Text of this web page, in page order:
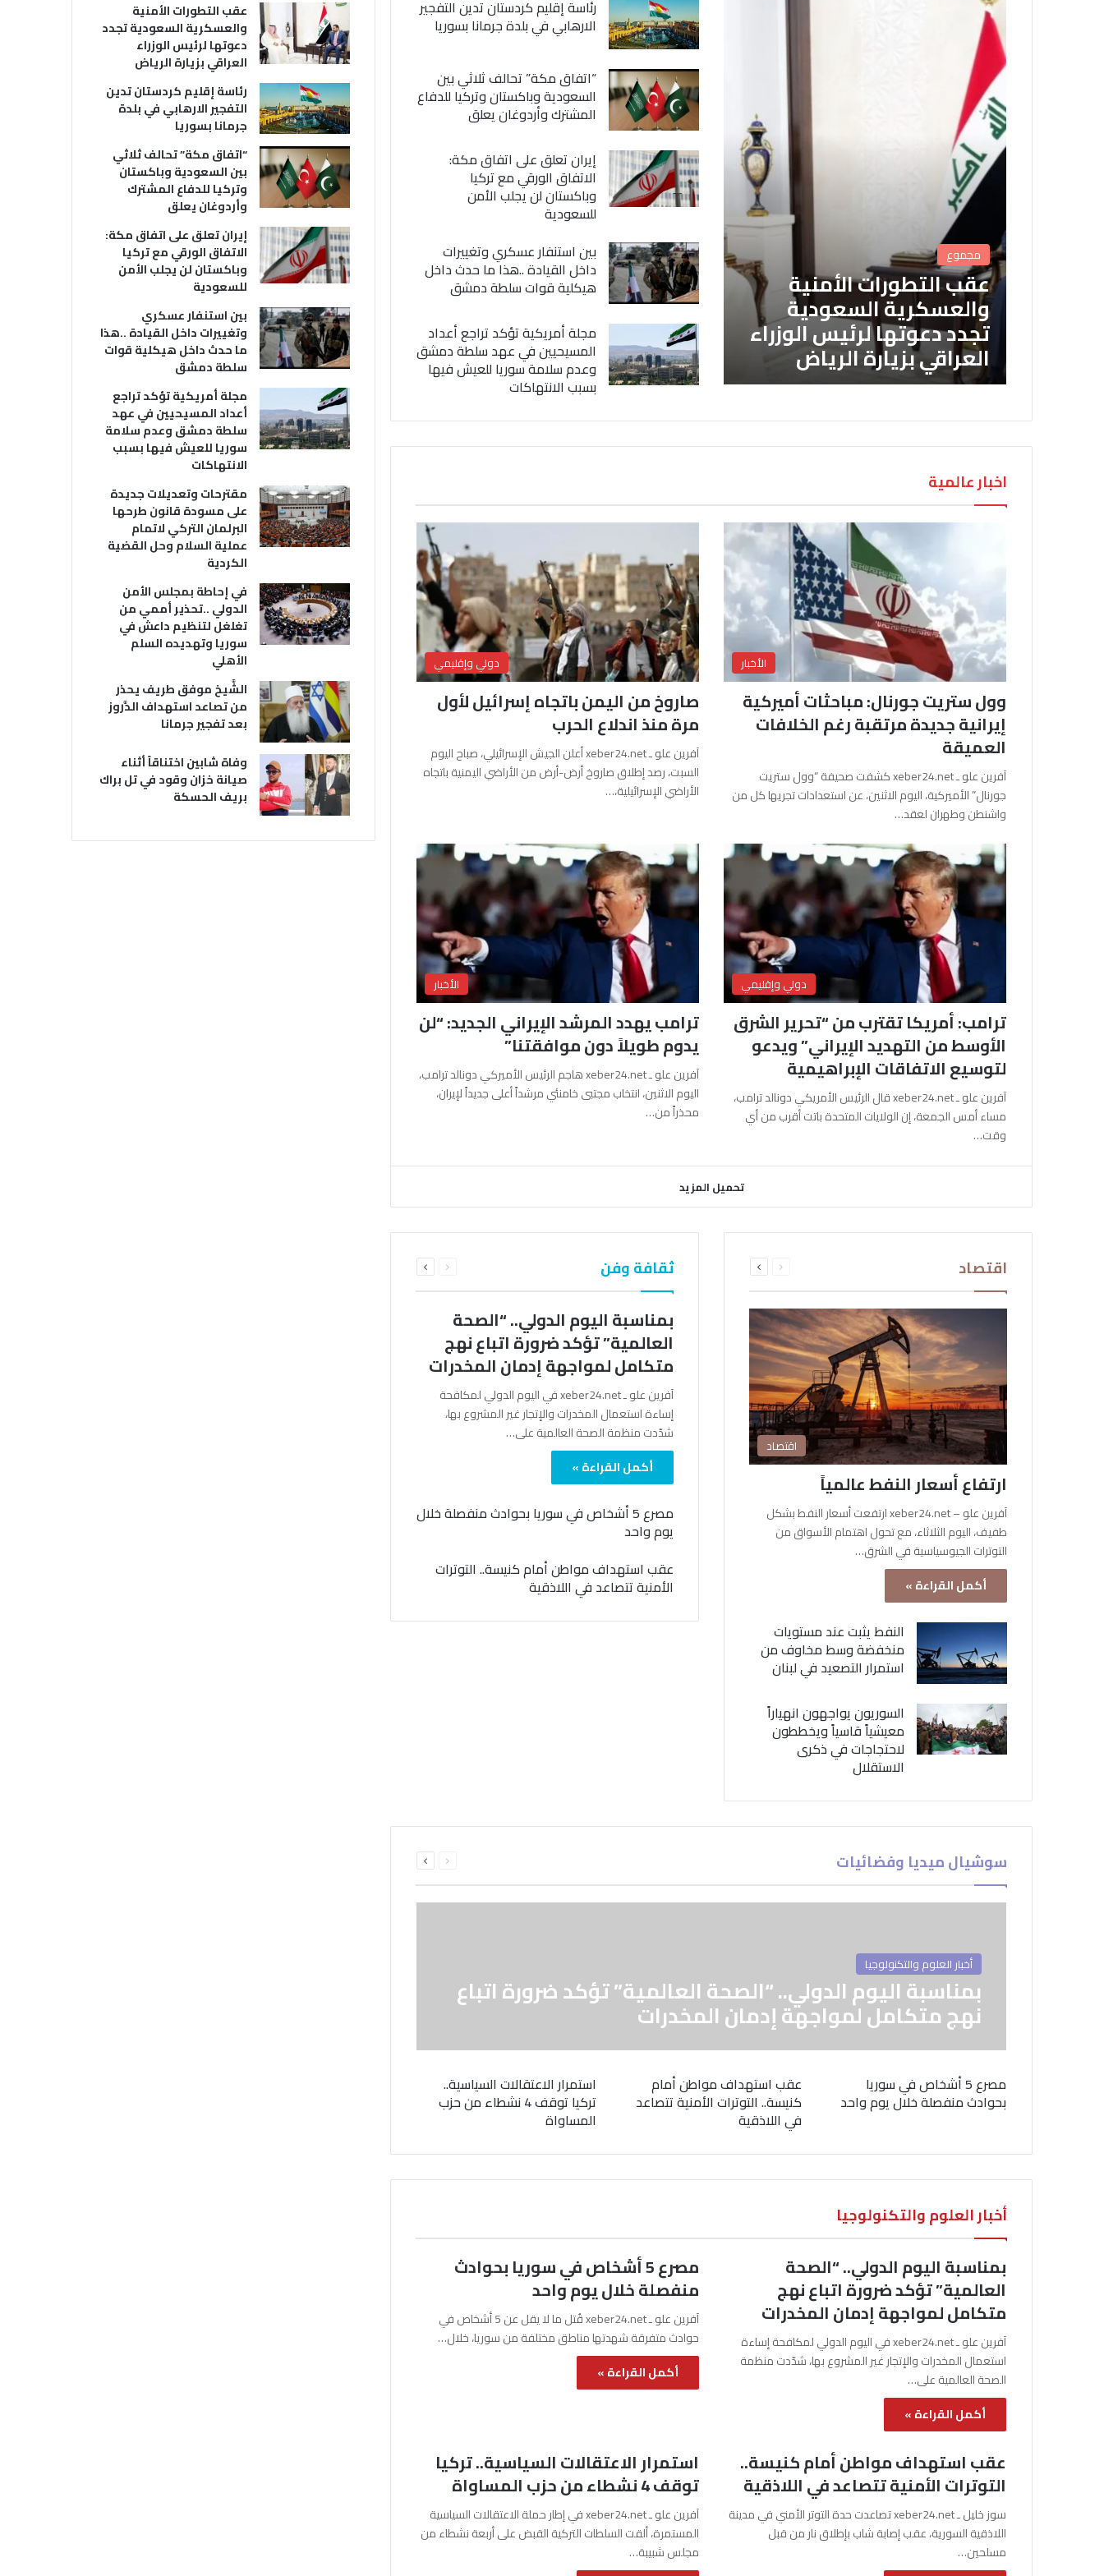
مجموع
عقب التطورات الأمنية
والعسكرية السعودية
تجدد دعوتها لرئيس الوزراء
العراقي بزيارة الرياض
رئاسة إقليم كردستان تدين التفجير
الارهابي في بلدة جرمانا بسوريا
“اتفاق مكة” تحالف ثلاثي بين
السعودية وباكستان وتركيا للدفاع
المشترك وأردوغان يعلق
إيران تعلق على اتفاق مكة:
الاتفاق الورقي مع تركيا
وباكستان لن يجلب الأمن
للسعودية
بين استنفار عسكري وتغييرات
داخل القيادة ..هذا ما حدث داخل
هيكلية قوات سلطة دمشق
مجلة أمريكية تؤكد تراجع أعداد
المسيحيين في عهد سلطة دمشق
وعدم سلامة سوريا للعيش فيها
بسبب الانتهاكات
اخبار عالمية
الأخبار
وول ستريت جورنال: مباحثات أميركية
إيرانية جديدة مرتقبة رغم الخلافات
العميقة
آفرين علو ـ xeber24.net كشفت صحيفة “وول ستريت
جورنال” الأميركية، اليوم الاثنين، عن استعدادات تجريها كل من
واشنطن وطهران لعقد…
دولي وإقليمي
صاروخ من اليمن باتجاه إسرائيل لأول
مرة منذ اندلاع الحرب
آفرين علو ـ xeber24.net أعلن الجيش الإسرائيلي، صباح اليوم
السبت، رصد إطلاق صاروخ أرض-أرض من الأراضي اليمنية باتجاه
الأراضي الإسرائيلية،…
دولي وإقليمي
ترامب: أمريكا تقترب من “تحرير الشرق
الأوسط من التهديد الإيراني” ويدعو
لتوسيع الاتفاقات الإبراهيمية
آفرين علو ـ xeber24.net قال الرئيس الأمريكي دونالد ترامب،
مساء أمس الجمعة، إن الولايات المتحدة باتت أقرب من أي
وقت…
الأخبار
ترامب يهدد المرشد الإيراني الجديد: “لن
يدوم طويلاً دون موافقتنا”
آفرين علو ـ xeber24.net هاجم الرئيس الأميركي دونالد ترامب،
اليوم الاثنين، انتخاب مجتبى خامنئي مرشداً أعلى جديداً لإيران،
محذراً من…
تحميل المزيد
اقتصاد الصفحةالصفحة
اقتصاد
ارتفاع أسعار النفط عالمياً
آفرين علو – xeber24.net ارتفعت أسعار النفط بشكل
طفيف، اليوم الثلاثاء، مع تحول اهتمام الأسواق من
التوترات الجيوسياسية في الشرق…
أكمل القراءة »
النفط يثبت عند مستويات
منخفضة وسط مخاوف من
استمرار التصعيد في لبنان
السوريون يواجهون انهياراً
معيشياً قاسياً ويخططون
لاحتجاجات في ذكرى
الاستقلال
ثقافة وفن الصفحةالصفحة
بمناسبة اليوم الدولي.. “الصحة
العالمية” تؤكد ضرورة اتباع نهج
متكامل لمواجهة إدمان المخدرات
آفرين علو ـ xeber24.net في اليوم الدولي لمكافحة
إساءة استعمال المخدرات والإتجار غير المشروع بها،
شدّدت منظمة الصحة العالمية على…
أكمل القراءة »
مصرع 5 أشخاص في سوريا بحوادث منفصلة خلال
يوم واحد
عقب استهداف مواطن أمام كنيسة.. التوترات
الأمنية تتصاعد في اللاذقية
سوشيال ميديا وفضائيات الصفحةالصفحة
أخبار العلوم والتكنولوجيا
بمناسبة اليوم الدولي.. “الصحة العالمية” تؤكد ضرورة اتباع
نهج متكامل لمواجهة إدمان المخدرات
مصرع 5 أشخاص في سوريا
بحوادث منفصلة خلال يوم واحد
عقب استهداف مواطن أمام
كنيسة.. التوترات الأمنية تتصاعد
في اللاذقية
استمرار الاعتقالات السياسية..
تركيا توقف 4 نشطاء من حزب
المساواة
أخبار العلوم والتكنولوجيا
بمناسبة اليوم الدولي.. “الصحة
العالمية” تؤكد ضرورة اتباع نهج
متكامل لمواجهة إدمان المخدرات
آفرين علو ـ xeber24.net في اليوم الدولي لمكافحة إساءة
استعمال المخدرات والإتجار غير المشروع بها، شدّدت منظمة
الصحة العالمية على…
أكمل القراءة »
مصرع 5 أشخاص في سوريا بحوادث
منفصلة خلال يوم واحد
آفرين علو ـ xeber24.net قُتل ما لا يقل عن 5 أشخاص في
حوادث متفرقة شهدتها مناطق مختلفة من سوريا، خلال…
أكمل القراءة »
عقب استهداف مواطن أمام كنيسة..
التوترات الأمنية تتصاعد في اللاذقية
سوز خليل ـ xeber24.net تصاعدت حدة التوتر الأمني في مدينة
اللاذقية السورية، عقب إصابة شاب بإطلاق نار من قبل
مسلحين…
استمرار الاعتقالات السياسية.. تركيا
توقف 4 نشطاء من حزب المساواة
آفرين علو ـ xeber24.net في إطار حملة الاعتقالات السياسية
المستمرة، ألقت السلطات التركية القبض على أربعة نشطاء من
مجلس شبيبة…
عقب التطورات الأمنية
والعسكرية السعودية تجدد
دعوتها لرئيس الوزراء
العراقي بزيارة الرياض
رئاسة إقليم كردستان تدين
التفجير الارهابي في بلدة
جرمانا بسوريا
“اتفاق مكة” تحالف ثلاثي
بين السعودية وباكستان
وتركيا للدفاع المشترك
وأردوغان يعلق
إيران تعلق على اتفاق مكة:
الاتفاق الورقي مع تركيا
وباكستان لن يجلب الأمن
للسعودية
بين استنفار عسكري
وتغييرات داخل القيادة ..هذا
ما حدث داخل هيكلية قوات
سلطة دمشق
مجلة أمريكية تؤكد تراجع
أعداد المسيحيين في عهد
سلطة دمشق وعدم سلامة
سوريا للعيش فيها بسبب
الانتهاكات
مقترحات وتعديلات جديدة
على مسودة قانون طرحها
البرلمان التركي لاتمام
عملية السلام وحل القضية
الكردية
في إحاطة بمجلس الأمن
الدولي ..تحذير أممي من
تغلغل لتنظيم داعش في
سوريا وتهديده السلم
الأهلي
الشَّيخ موفق طريف يحذر
من تصاعد استهداف الدَّروز
بعد تفجير جرمانا
وفاة شابين اختناقاً أثناء
صيانة خزان وقود في تل براك
بريف الحسكة